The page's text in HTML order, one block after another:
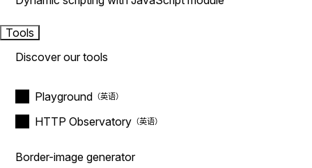
Tools
Discover our tools
Playground
HTTP Observatory
Border-image generator